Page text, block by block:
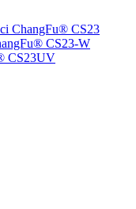
ChangFu® CS23
CS23-W
CS23UV